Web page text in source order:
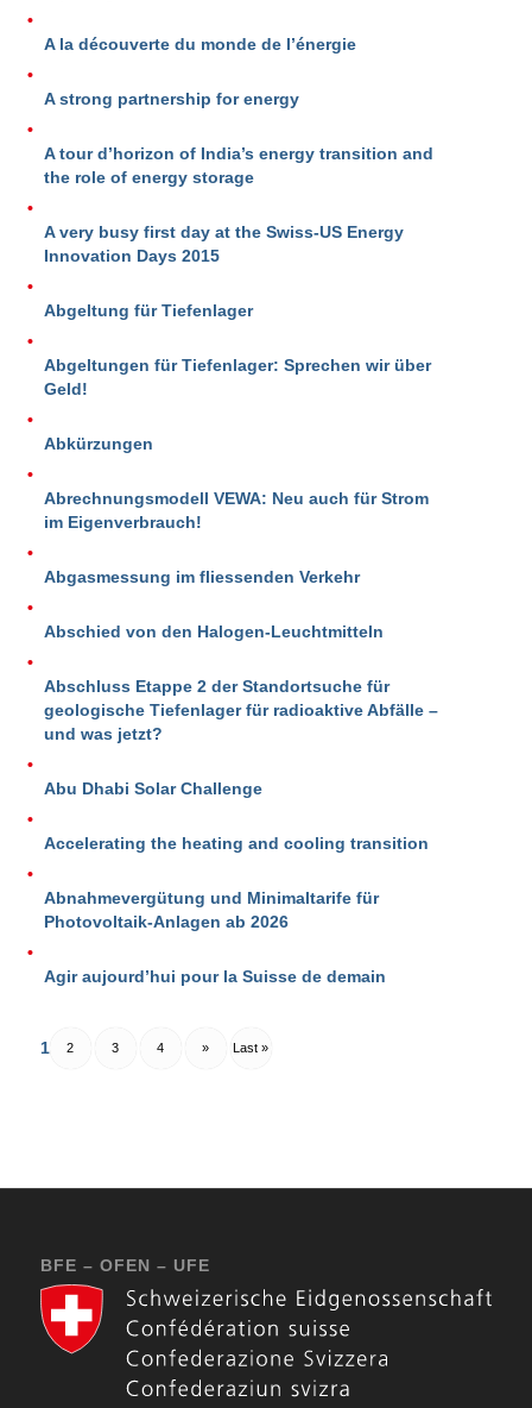
A la découverte du monde de l’énergie
A strong partnership for energy
A tour d’horizon of India’s energy transition and
the role of energy storage
A very busy first day at the Swiss-US Energy
Innovation Days 2015
Abgeltung für Tiefenlager
Abgeltungen für Tiefenlager: Sprechen wir über
Geld!
Abkürzungen
Abrechnungsmodell VEWA: Neu auch für Strom
im Eigenverbrauch!
Abgasmessung im fliessenden Verkehr
Abschied von den Halogen-Leuchtmitteln
Abschluss Etappe 2 der Standortsuche für
geologische Tiefenlager für radioaktive Abfälle –
und was jetzt?
Abu Dhabi Solar Challenge
Accelerating the heating and cooling transition
Abnahmevergütung und Minimaltarife für
Photovoltaik-Anlagen ab 2026
Agir aujourd’hui pour la Suisse de demain
1 2 3 4 » Last »
BFE – OFEN – UFE